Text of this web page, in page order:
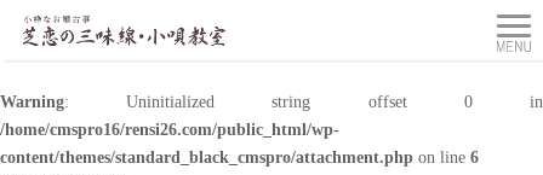
Warning: Uninitialized string offset 0 in
/home/cmspro16/rensi26.com/public_html/wp-
content/themes/standard_black_cmspro/attachment.php on line 6